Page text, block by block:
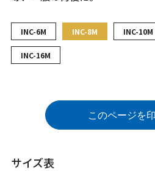
INC-6M INC-8M INC-10M
INC-16M
このページを
サイズ表